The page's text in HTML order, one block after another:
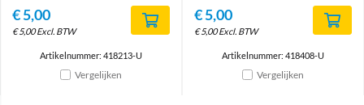
€5,00
€5,00 Excl. BTW
Artikelnummer: 418213-U
Vergelijken
€5,00
€5,00 Excl. BTW
Artikelnummer: 418408-U
Vergelijken